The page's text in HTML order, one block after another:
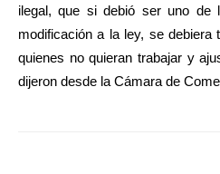
ilegal, que si debió ser uno de
modificación a la ley, se debiera
quienes no quieran trabajar y
dijeron desde la Cámara de